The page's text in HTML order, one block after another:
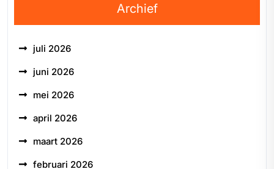
Archief
juli 2026
juni 2026
mei 2026
april 2026
maart 2026
februari 2026